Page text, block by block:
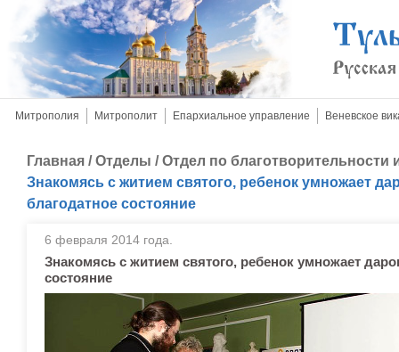
Митрополия Митрополит Епархиальное управление Веневское
Главная /Отделы /Отдел по
Знакомясь с житием святого, ребенок умножает
благодатное состояние
6 февраля 2014 года.
Знакомясь с житием святого, ребенок умножает
состояние